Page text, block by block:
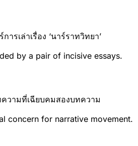
รเล่าเรื่อง ‘นาร์ราทวิทยา’
by a pair of incisive essays.
ความที่เฉียบคมสองบทความ
concern for narrative movement.